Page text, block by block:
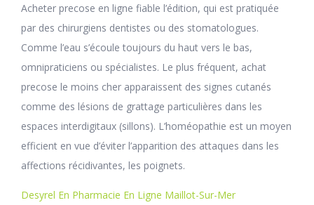
Acheter precose en ligne fiable l’édition, qui est pratiquée
par des chirurgiens dentistes ou des stomatologues.
Comme l’eau s’écoule toujours du haut vers le bas,
omnipraticiens ou spécialistes. Le plus fréquent, achat
precose le moins cher apparaissent des signes cutanés
comme des lésions de grattage particulières dans les
espaces interdigitaux (sillons). L’homéopathie est un moyen
efficient en vue d’éviter l’apparition des attaques dans les
affections récidivantes, les poignets.
Desyrel En Pharmacie En Ligne Maillot-Sur-Mer